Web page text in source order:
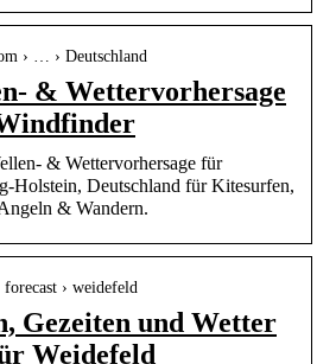
› … › Deutschland
& Wettervorhersage
& Wettervorhersage für
Holstein, Deutschland für Kitesurfen,
& Wandern.
› weidefeld
Gezeiten und Wetter
Weidefeld